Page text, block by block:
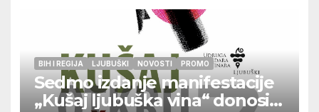
BIH I REGIJA LJUBUŠKI NOVOSTI PROMO
Sedmo izdanje manifestacije
„Kušaj ljubuška vina“ donosi